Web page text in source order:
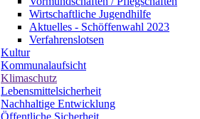
Wirtschaftliche Jugendhilfe
Aktuelles - Schöffenwahl 2023
Verfahrenslotsen
Kultur
Kommunalaufsicht
Klimaschutz
Lebensmittelsicherheit
Nachhaltige Entwicklung
Öffentliche Sicherheit